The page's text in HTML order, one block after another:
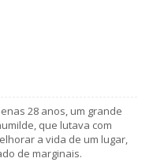
28 anos, um grande
que lutava com
a vida de um lugar,
de marginais.